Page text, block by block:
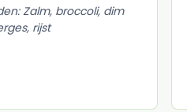
Zalm, broccoli, dim
rijst